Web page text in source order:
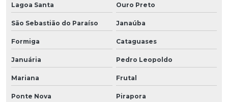
Lagoa Santa Ouro Preto
São Sebastião do Paraíso Janaúba
Formiga Cataguases
Januária Pedro Leopoldo
Mariana Frutal
Ponte Nova Pirapora